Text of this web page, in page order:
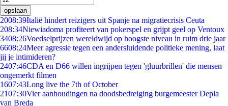
opslaan
2008:39Italië hindert reizigers uit Spanje na migratiecrisis Ceuta
208:34Niewiadoma profiteert van pokerspel en grijpt geel op Ventoux
3408:26Voedselprijzen wereldwijd op hoogste niveau in ruim drie jaar
6608:24Meer agressie tegen een andersluidende politieke mening, laat
jij je intimideren?
2407:46CDA en D66 willen ingrijpen tegen 'gluurbrillen' die mensen
ongemerkt filmen
1607:43Long live the 7th of October
2107:30Vier aanhoudingen na doodsbedreiging burgemeester Depla
van Breda